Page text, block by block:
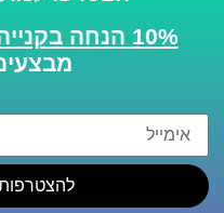
10% הנחה בקנייה הבאה